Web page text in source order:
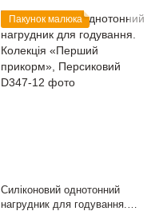
Пакунок малюка
Силіконовий однотонний
нагрудник для годування.